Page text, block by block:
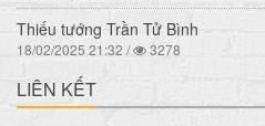
Thiếu tướng Trần Tử Bình
18/02/2025 21:32 / 3278
LIÊN KẾT